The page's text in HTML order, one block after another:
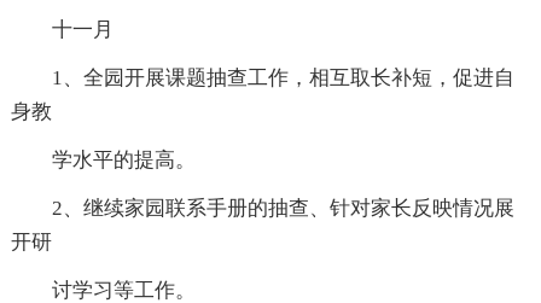
十一月
1、全园开展课题抽查工作，相互取长补短，促进自
身教
学水平的提高。
2、继续家园联系手册的抽查、针对家长反映情况展
开研
讨学习等工作。